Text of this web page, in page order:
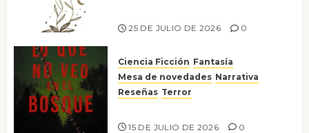
25 DE JULIO DE 2026 0
Ciencia Ficción Fantasía
Mesa de novedades Narrativa
Reseñas Terror
15 DE JULIO DE 2026 0